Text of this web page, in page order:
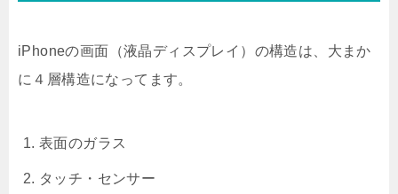
iPhoneの画面（液晶ディスプレイ）の構造は、大まか
に４層構造になってます。
表面のガラス
タッチ・センサー